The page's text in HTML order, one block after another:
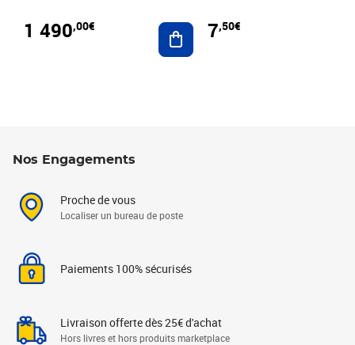
1 490,00€ Ajouter au panier
7,50€
Nos Engagements
Proche de vous
Localiser un bureau de poste
Paiements 100% sécurisés
Livraison offerte dès 25€ d'achat
Hors livres et hors produits marketplace